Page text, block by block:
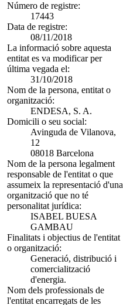
Número de registre:
17443
Data de registre:
08/11/2018
La informació sobre aquesta
entitat es va modificar per
última vegada el:
31/10/2018
Nom de la persona, entitat o
organització:
ENDESA, S. A.
Domicili o seu social:
Avinguda de Vilanova,
12
08018 Barcelona
Nom de la persona legalment
responsable de l'entitat o que
assumeix la representació d'una
organització que no té
personalitat jurídica:
ISABEL BUESA
GAMBAU
Finalitats i objectius de l'entitat
o organització:
Generació, distribució i
comercialització
d'energia.
Nom dels professionals de
l'entitat encarregats de les